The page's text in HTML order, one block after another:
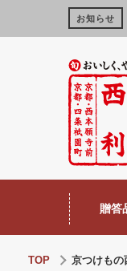
お知らせ
贈答
TOP 京つけもの